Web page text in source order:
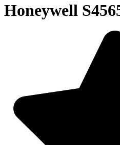
Honeywell